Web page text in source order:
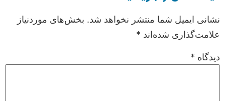
نشانی ایمیل شما منتشر نخواهد شد. بخش‌های موردنیاز
علامت‌گذاری شده‌اند *
دیدگاه *